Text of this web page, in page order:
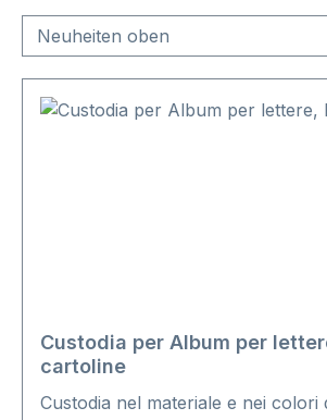
Custodia per Album per
cartoline
Custodia nel materiale e nei colori